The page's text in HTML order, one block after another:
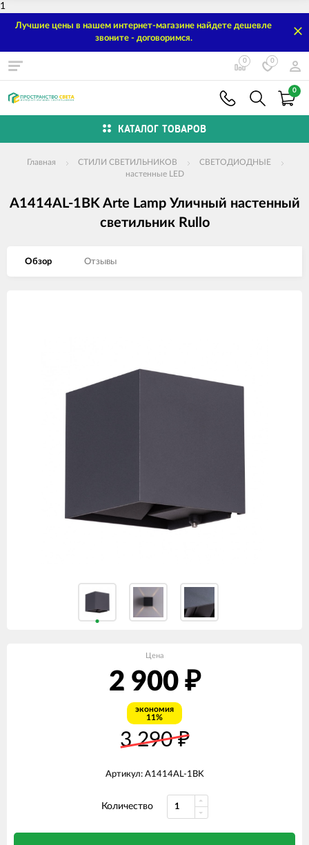
1
Лучшие цены в нашем интернет-магазине найдете дешевле
звоните - договоримся.
0 0
0
КАТАЛОГ ТОВАРОВ
Главная СТИЛИ СВЕТИЛЬНИКОВ
СВЕТОДИОДНЫЕ
настенные LED
A1414AL-1BK Arte Lamp Уличный настенный
светильник Rullo
Обзор Отзывы
Цена
2 900 ₽
экономия
11%
3 290₽
Артикул: A1414AL-1BK
Количество